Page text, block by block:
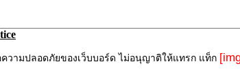
ความปลอดภัยของเว็บบอร์ด ไม่อนุญาติให้แทรก แท็ก